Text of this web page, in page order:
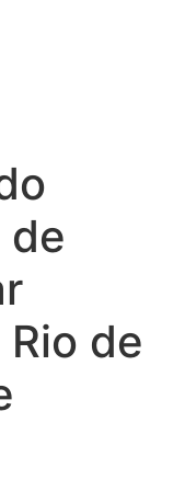
de
de